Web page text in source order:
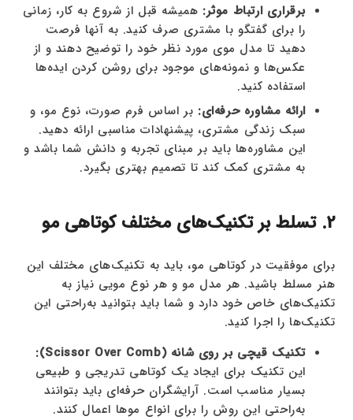
برقراری ارتباط موثر: همیشه قبل از شروع به کار، زمانی
را برای گفتگو با مشتری صرف کنید. به آنها فرصت
دهید تا مدل موی مورد نظر خود را توضیح دهند و از
عکس‌ها و نمونه‌های موجود برای روشن کردن ایده‌ها
استفاده کنید.
ارائه مشاوره حرفه‌ای: بر اساس فرم صورت، نوع مو، و
سبک زندگی مشتری، پیشنهادات مناسبی ارائه دهید.
این مشاوره‌ها باید بر مبنای تجربه و دانش شما باشد و
به مشتری کمک کند تا تصمیم بهتری بگیرد.
2. تسلط بر تکنیک‌های مختلف کوتاهی مو
برای موفقیت در کوتاهی مو، باید به تکنیک‌های مختلف این
هنر مسلط باشید. هر مدل مو و هر نوع مویی نیاز به
تکنیک‌های خاص خود دارد و شما باید بتوانید به‌راحتی این
تکنیک‌ها را اجرا کنید.
تکنیک قیچی بر روی شانه (Scissor Over Comb):
این تکنیک برای ایجاد یک کوتاهی تدریجی و طبیعی
بسیار مناسب است. آرایشگران حرفه‌ای باید بتوانند
به‌راحتی این روش را برای انواع موها اعمال کنند.